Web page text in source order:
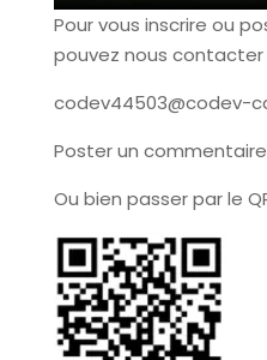
Pour vous inscrire ou
pouvez nous contacter
codev44503@codev-
Poster un
Ou bien passer par le